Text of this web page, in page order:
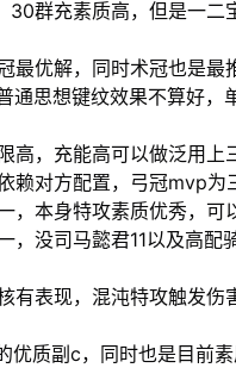
30群充素质高，但是一二
最优解，同时术冠也是最
通思想键纹效果不算好
高，充能高可以做泛用上
赖对方配置，弓冠mvp为
，本身特攻素质优秀，可
，没司马懿君11以及高配
有表现，混沌特攻触发
优质副c，同时也是目前